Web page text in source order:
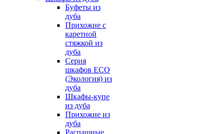
Буфеты из
дуба
Прихожие с
каретной
стяжкой из
дуба
Серия
шкафов ECO
(Экология) из
дуба
Шкафы-купе
из дуба
Прихожие из
дуба
Распашные